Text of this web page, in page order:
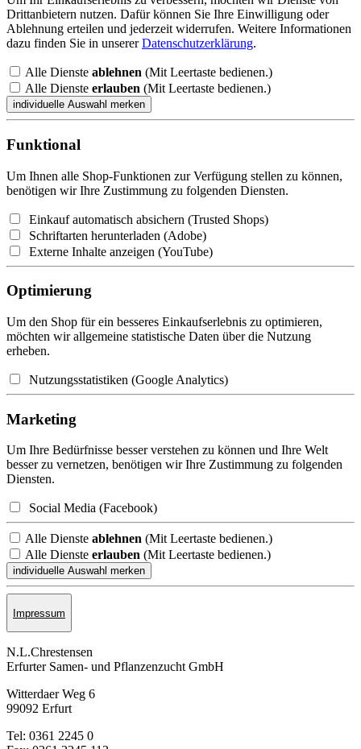
Drittanbietern nutzen. Dafür können Sie Ihre Einwilligung oder
Ablehnung erteilen und jederzeit widerrufen. Weitere Informationen
dazu finden Sie in unsererDatenschutzerklärung.
Alle Dienste ablehnen (Mit Leertaste bedienen.)
Alle Dienste erlauben (Mit Leertaste bedienen.)
Funktional
Um Ihnen alle Shop-Funktionen zur Verfügung stellen zu können,
benötigen wir Ihre Zustimmung zu folgenden Diensten.
Einkauf automatisch absichern (Trusted Shops)
Schriftarten herunterladen (Adobe)
Externe Inhalte anzeigen (YouTube)
Optimierung
Um den Shop für ein besseres Einkaufserlebnis zu optimieren,
möchten wir allgemeine statistische Daten über die Nutzung
erheben.
Nutzungsstatistiken (Google Analytics)
Marketing
Um Ihre Bedürfnisse besser verstehen zu können und Ihre Welt
besser zu vernetzen, benötigen wir Ihre Zustimmung zu folgenden
Diensten.
Social Media (Facebook)
Alle Dienste ablehnen (Mit Leertaste bedienen.)
Alle Dienste erlauben (Mit Leertaste bedienen.)
Impressum
N.L.Chrestensen
Erfurter Samen- und Pflanzen­zucht GmbH
Witterdaer Weg 6
99092 Erfurt
Tel: 0361 2245 0